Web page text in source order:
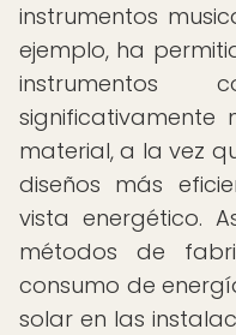
instrumentos
ejemplo, ha
significativamente
material, a la vez
diseños más
vista energético.
métodos de
consumo de
solar en las